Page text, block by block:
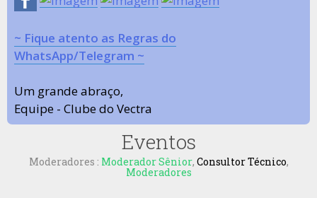
~ Fique atento as Regras do
WhatsApp/Telegram ~
Um grande abraço,
Equipe - Clube do Vectra
Eventos
Moderadores : Moderador Sênior, Consultor Técnico,
Moderadores